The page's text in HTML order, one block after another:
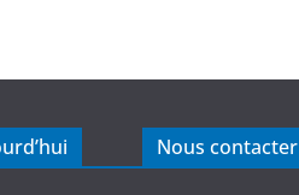
Nous contacter